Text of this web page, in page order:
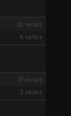
10 votos
6 votos
13 votos
2 votos